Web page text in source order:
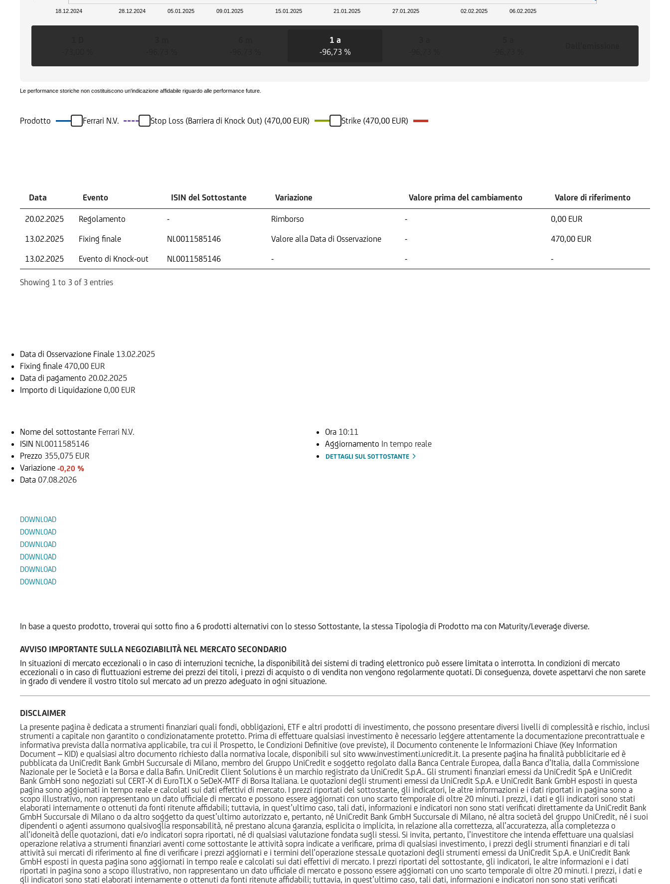
18.12.2024 28.12.2024 05.01.2025 09.01.2025 15.01.2025 21.01.2025 27.01.2025 02.02.2025 06.02.2025
1 a
-96,73 %
Le performance storiche non costituiscono un'indicazione affidabile riguardo alle performance future.
Prodotto Ferrari N.V. Stop Loss (Barriera di Knock Out) (470,00 EUR) Strike (470,00 EUR)
Data Evento ISIN del Sottostante Variazione Valore prima del cambiamento Valore di riferimento
20.02.2025 Regolamento - Rimborso -
0,00 EUR
13.02.2025
Fixing finale NL0011585146 Valore alla Data di Osservazione -
470,00 EUR
13.02.2025
Evento di Knock-out NL0011585146 - - -
Showing 1 to 3 of 3 entries
Data di Osservazione Finale 13.02.2025
Fixing finale 470,00 EUR
Data di pagamento 20.02.2025
Importo di Liquidazione 0,00 EUR
Nome del sottostante Ferrari N.V.
ISIN NL0011585146
Prezzo 355,075 EUR
Variazione -0,20 %
Data 07.08.2026
Ora 10:11
Aggiornamento In tempo reale
DETTAGLI SUL SOTTOSTANTE
DOWNLOAD
DOWNLOAD
DOWNLOAD
DOWNLOAD
DOWNLOAD
DOWNLOAD
In base a questo prodotto, troverai qui sotto fino a 6 prodotti alternativi con lo stesso Sottostante, la stessa Tipologia di Prodotto ma con Maturity/Leverage diverse.
AVVISO IMPORTANTE SULLA NEGOZIABILITÀ NEL MERCATO SECONDARIO
In situazioni di mercato eccezionali o in caso di interruzioni tecniche, la disponibilità dei sistemi di trading elettronico può essere limitata o interrotta. In condizioni di mercato
eccezionali o in caso di fluttuazioni estreme dei prezzi dei titoli, i prezzi di acquisto o di vendita non vengono regolarmente quotati. Di conseguenza, dovete aspettarvi che non sarete
in grado di vendere il vostro titolo sul mercato ad un prezzo adeguato in ogni situazione.
DISCLAIMER
La presente pagina è dedicata a strumenti finanziari quali fondi, obbligazioni, ETF e altri prodotti di investimento, che possono presentare diversi livelli di complessità e rischio, inclusi
strumenti a capitale non garantito o condizionatamente protetto. Prima di effettuare qualsiasi investimento è necessario leggere attentamente la documentazione precontrattuale e
informativa prevista dalla normativa applicabile, tra cui il Prospetto, le Condizioni Definitive (ove previste), il Documento contenente le Informazioni Chiave (Key Information
Document – KID) e qualsiasi altro documento richiesto dalla normativa locale, disponibili sul sito www.investimenti.unicredit.it. La presente pagina ha finalità pubblicitarie ed è
pubblicata da UniCredit Bank GmbH Succursale di Milano, membro del Gruppo UniCredit e soggetto regolato dalla Banca Centrale Europea, dalla Banca d’Italia, dalla Commissione
Nazionale per le Società e la Borsa e dalla Bafin. UniCredit Client Solutions è un marchio registrato da UniCredit S.p.A.. Gli strumenti finanziari emessi da UniCredit SpA e UniCredit
Bank GmbH sono negoziati sul CERT-X di EuroTLX o SeDeX-MTF di Borsa Italiana. Le quotazioni degli strumenti emessi da UniCredit S.p.A. e UniCredit Bank GmbH esposti in questa
pagina sono aggiornati in tempo reale e calcolati sui dati effettivi di mercato. I prezzi riportati del sottostante, gli indicatori, le altre informazioni e i dati riportati in pagina sono a
scopo illustrativo, non rappresentano un dato ufficiale di mercato e possono essere aggiornati con uno scarto temporale di oltre 20 minuti. I prezzi, i dati e gli indicatori sono stati
elaborati internamente o ottenuti da fonti ritenute affidabili; tuttavia, in quest’ultimo caso, tali dati, informazioni e indicatori non sono stati verificati direttamente da UniCredit Bank
GmbH Succursale di Milano o da altro soggetto da quest’ultimo autorizzato e, pertanto, né UniCredit Bank GmbH Succursale di Milano, né altra società del gruppo UniCredit, né i suoi
dipendenti o agenti assumono qualsivoglia responsabilità, né prestano alcuna garanzia, esplicita o implicita, in relazione alla correttezza, all’accuratezza, alla completezza o
all’idoneità delle quotazioni, dati e/o indicatori sopra riportati, né di qualsiasi valutazione fondata sugli stessi. Si invita, pertanto, l’investitore che intenda effettuare una qualsiasi
operazione relativa a strumenti finanziari aventi come sottostante le attività sopra indicate a verificare, prima di qualsiasi investimento, i prezzi degli strumenti finanziari e di tali
attività sui mercati di riferimento al fine di verificare i prezzi aggiornati e i termini dell’operazione stessa.Le quotazioni degli strumenti emessi da UniCredit S.p.A. e UniCredit Bank
GmbH esposti in questa pagina sono aggiornati in tempo reale e calcolati sui dati effettivi di mercato. I prezzi riportati del sottostante, gli indicatori, le altre informazioni e i dati
riportati in pagina sono a scopo illustrativo, non rappresentano un dato ufficiale di mercato e possono essere aggiornati con uno scarto temporale di oltre 20 minuti. I prezzi, i dati e
gli indicatori sono stati elaborati internamente o ottenuti da fonti ritenute affidabili; tuttavia, in quest’ultimo caso, tali dati, informazioni e indicatori non sono stati verificati